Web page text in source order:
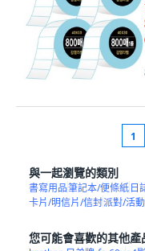
1
與一起瀏覽的類別
書寫用品筆記本/便條紙日
卡片/明信片/信封派對/活動
您可能會喜歡的其他產